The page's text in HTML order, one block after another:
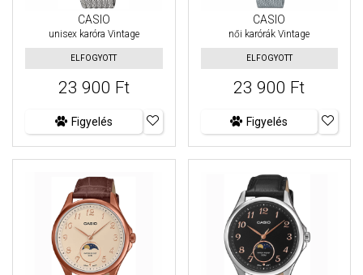
CASIO
unisex karóra Vintage
ELFOGYOTT
23 900 Ft
Figyelés
CASIO
női karórák Vintage
ELFOGYOTT
23 900 Ft
Figyelés